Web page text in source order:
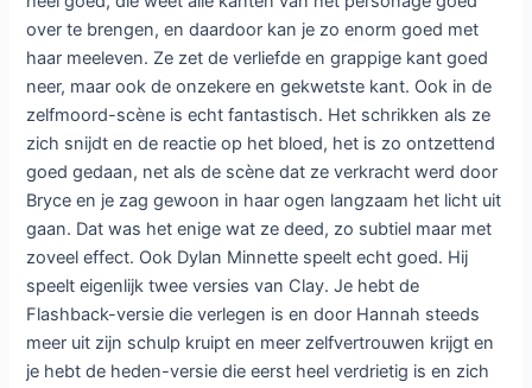
over te brengen, en daardoor kan je zo enorm goed met
haar meeleven. Ze zet de verliefde en grappige kant goed
neer, maar ook de onzekere en gekwetste kant. Ook in de
zelfmoord-scène is echt fantastisch. Het schrikken als ze
zich snijdt en de reactie op het bloed, het is zo ontzettend
goed gedaan, net als de scène dat ze verkracht werd door
Bryce en je zag gewoon in haar ogen langzaam het licht uit
gaan. Dat was het enige wat ze deed, zo subtiel maar met
zoveel effect. Ook Dylan Minnette speelt echt goed. Hij
speelt eigenlijk twee versies van Clay. Je hebt de
Flashback-versie die verlegen is en door Hannah steeds
meer uit zijn schulp kruipt en meer zelfvertrouwen krijgt en
je hebt de heden-versie die eerst heel verdrietig is en zich